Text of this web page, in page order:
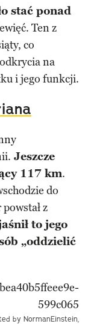
stać ponad
Ten z
co
na
i jego funkcji.
Jeszcze
117 km.
do
z
to jego
„oddzielić
by NormanEinstein,